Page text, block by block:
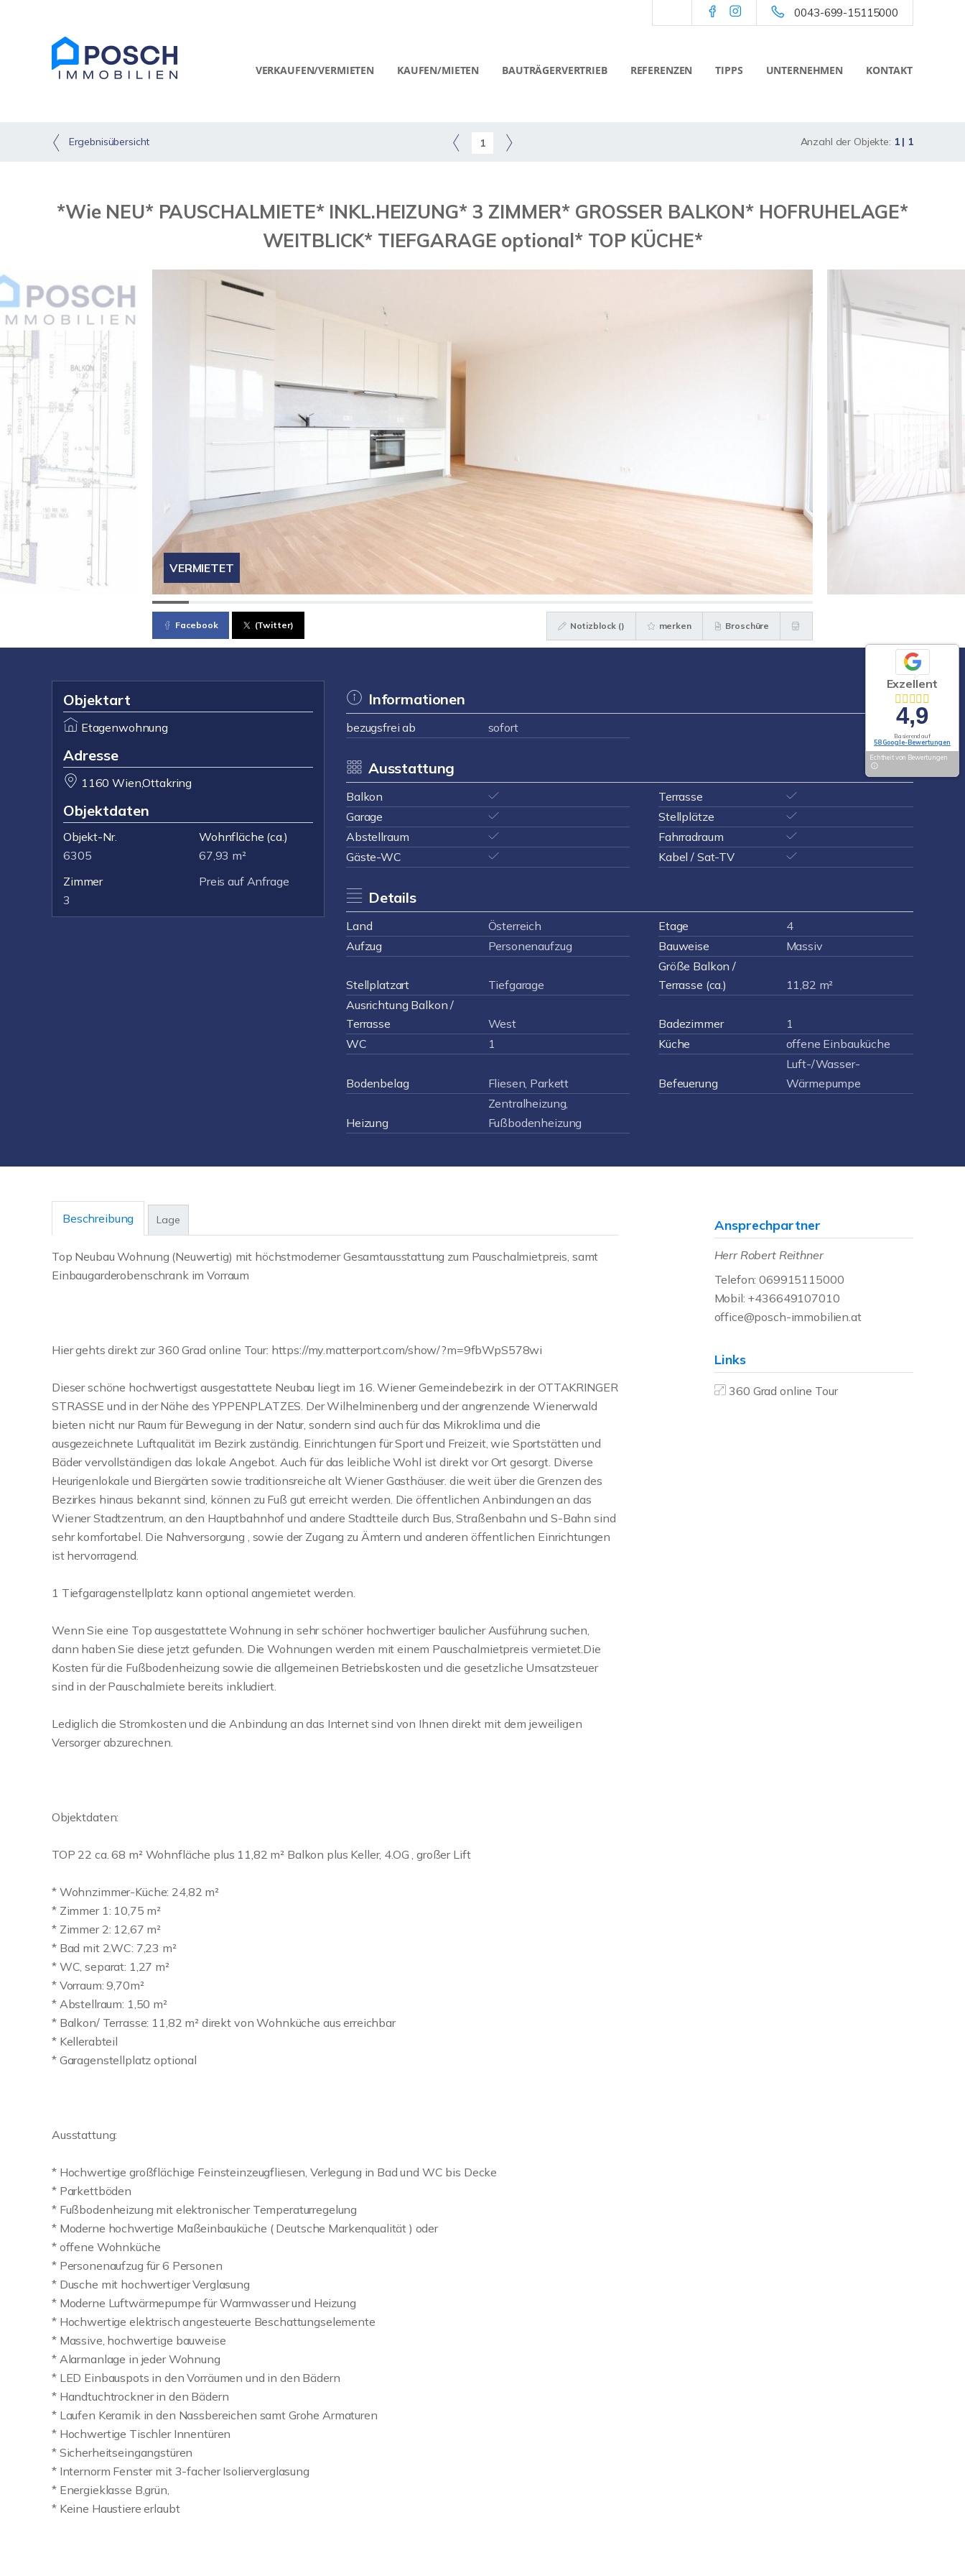
0043-699-15115000
VERKAUFEN/VERMIETEN KAUFEN/MIETEN BAUTRÄGERVERTRIEB REFERENZEN TIPPS UNTERNEHMEN KONTAKT
Ergebnisübersicht 1 Anzahl der Objekte: 1 | 1
*Wie NEU* PAUSCHALMIETE* INKL.HEIZUNG* 3 ZIMMER* GROSSER BALKON* HOFRUHELAGE*
WEITBLICK* TIEFGARAGE optional* TOP KÜCHE*
VERMIETET
Facebook (Twitter) Notizblock () merken Broschüre
Objektart
Etagenwohnung
Adresse
1160 Wien,Ottakring
Objektdaten
Objekt-Nr.
6305
Wohnfläche (ca.)
67,93 m²
Zimmer
3
Preis auf Anfrage
Informationen
bezugsfrei ab sofort
Ausstattung
Balkon
Terrasse
Garage
Stellplätze
Abstellraum
Fahrradraum
Gäste-WC
Kabel / Sat-TV
Details
Land Österreich Etage
4
Aufzug
Personenaufzug Bauweise Massiv
Stellplatzart Tiefgarage
Größe Balkon /
Terrasse (ca.)
11,82 m²
Ausrichtung Balkon /
Terrasse
West Badezimmer
1
WC
1 Küche offene Einbauküche
Bodenbelag Fliesen, Parkett Befeuerung
Luft-/Wasser-
Wärmepumpe
Heizung
Zentralheizung,
Fußbodenheizung
Beschreibung Lage
Top Neubau Wohnung (Neuwertig) mit höchstmoderner Gesamtausstattung zum Pauschalmietpreis, samt
Einbaugarderobenschrank im Vorraum
Hier gehts direkt zur 360 Grad online Tour: https://my.matterport.com/show/?m=9fbWpS578wi
Dieser schöne hochwertigst ausgestattete Neubau liegt im 16. Wiener Gemeindebezirk in der OTTAKRINGER
STRASSE und in der Nähe des YPPENPLATZES. Der Wilhelminenberg und der angrenzende Wienerwald
bieten nicht nur Raum für Bewegung in der Natur, sondern sind auch für das Mikroklima und die
ausgezeichnete Luftqualität im Bezirk zuständig. Einrichtungen für Sport und Freizeit, wie Sportstätten und
Bäder vervollständigen das lokale Angebot. Auch für das leibliche Wohl ist direkt vor Ort gesorgt. Diverse
Heurigenlokale und Biergärten sowie traditionsreiche alt Wiener Gasthäuser. die weit über die Grenzen des
Bezirkes hinaus bekannt sind, können zu Fuß gut erreicht werden. Die öffentlichen Anbindungen an das
Wiener Stadtzentrum, an den Hauptbahnhof und andere Stadtteile durch Bus, Straßenbahn und S-Bahn sind
sehr komfortabel. Die Nahversorgung , sowie der Zugang zu Ämtern und anderen öffentlichen Einrichtungen
ist hervorragend.
1 Tiefgaragenstellplatz kann optional angemietet werden.
Wenn Sie eine Top ausgestattete Wohnung in sehr schöner hochwertiger baulicher Ausführung suchen,
dann haben Sie diese jetzt gefunden. Die Wohnungen werden mit einem Pauschalmietpreis vermietet.Die
Kosten für die Fußbodenheizung sowie die allgemeinen Betriebskosten und die gesetzliche Umsatzsteuer
sind in der Pauschalmiete bereits inkludiert.
Lediglich die Stromkosten und die Anbindung an das Internet sind von Ihnen direkt mit dem jeweiligen
Versorger abzurechnen.
Objektdaten:
TOP 22 ca. 68 m² Wohnfläche plus 11,82 m² Balkon plus Keller, 4.OG , großer Lift
* Wohnzimmer-Küche: 24,82 m²
* Zimmer 1: 10,75 m²
* Zimmer 2: 12,67 m²
* Bad mit 2.WC: 7,23 m²
* WC, separat: 1,27 m²
* Vorraum: 9,70m²
* Abstellraum: 1,50 m²
* Balkon/ Terrasse: 11,82 m² direkt von Wohnküche aus erreichbar
* Kellerabteil
* Garagenstellplatz optional
Ausstattung:
* Hochwertige großflächige Feinsteinzeugfliesen, Verlegung in Bad und WC bis Decke
* Parkettböden
* Fußbodenheizung mit elektronischer Temperaturregelung
* Moderne hochwertige Maßeinbauküche ( Deutsche Markenqualität ) oder
* offene Wohnküche
* Personenaufzug für 6 Personen
* Dusche mit hochwertiger Verglasung
* Moderne Luftwärmepumpe für Warmwasser und Heizung
* Hochwertige elektrisch angesteuerte Beschattungselemente
* Massive, hochwertige bauweise
* Alarmanlage in jeder Wohnung
* LED Einbauspots in den Vorräumen und in den Bädern
* Handtuchtrockner in den Bädern
* Laufen Keramik in den Nassbereichen samt Grohe Armaturen
* Hochwertige Tischler Innentüren
* Sicherheitseingangstüren
* Internorm Fenster mit 3-facher Isolierverglasung
* Energieklasse B,grün,
* Keine Haustiere erlaubt
Ansprechpartner
Herr Robert Reithner
Telefon: 069915115000
Mobil: +436649107010
office@posch-immobilien.at
Links
360 Grad online Tour
Exzellent
4,9
Basierend auf
58 Google-Bewertungen
Echtheit von Bewertungen